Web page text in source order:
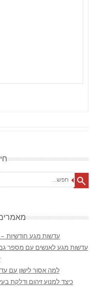
עדשות מגע חודשיות
עדשות מגע לאנשים עם מספר
למה אסור לישון עם
כיצד למנוע זיהום ודלקת